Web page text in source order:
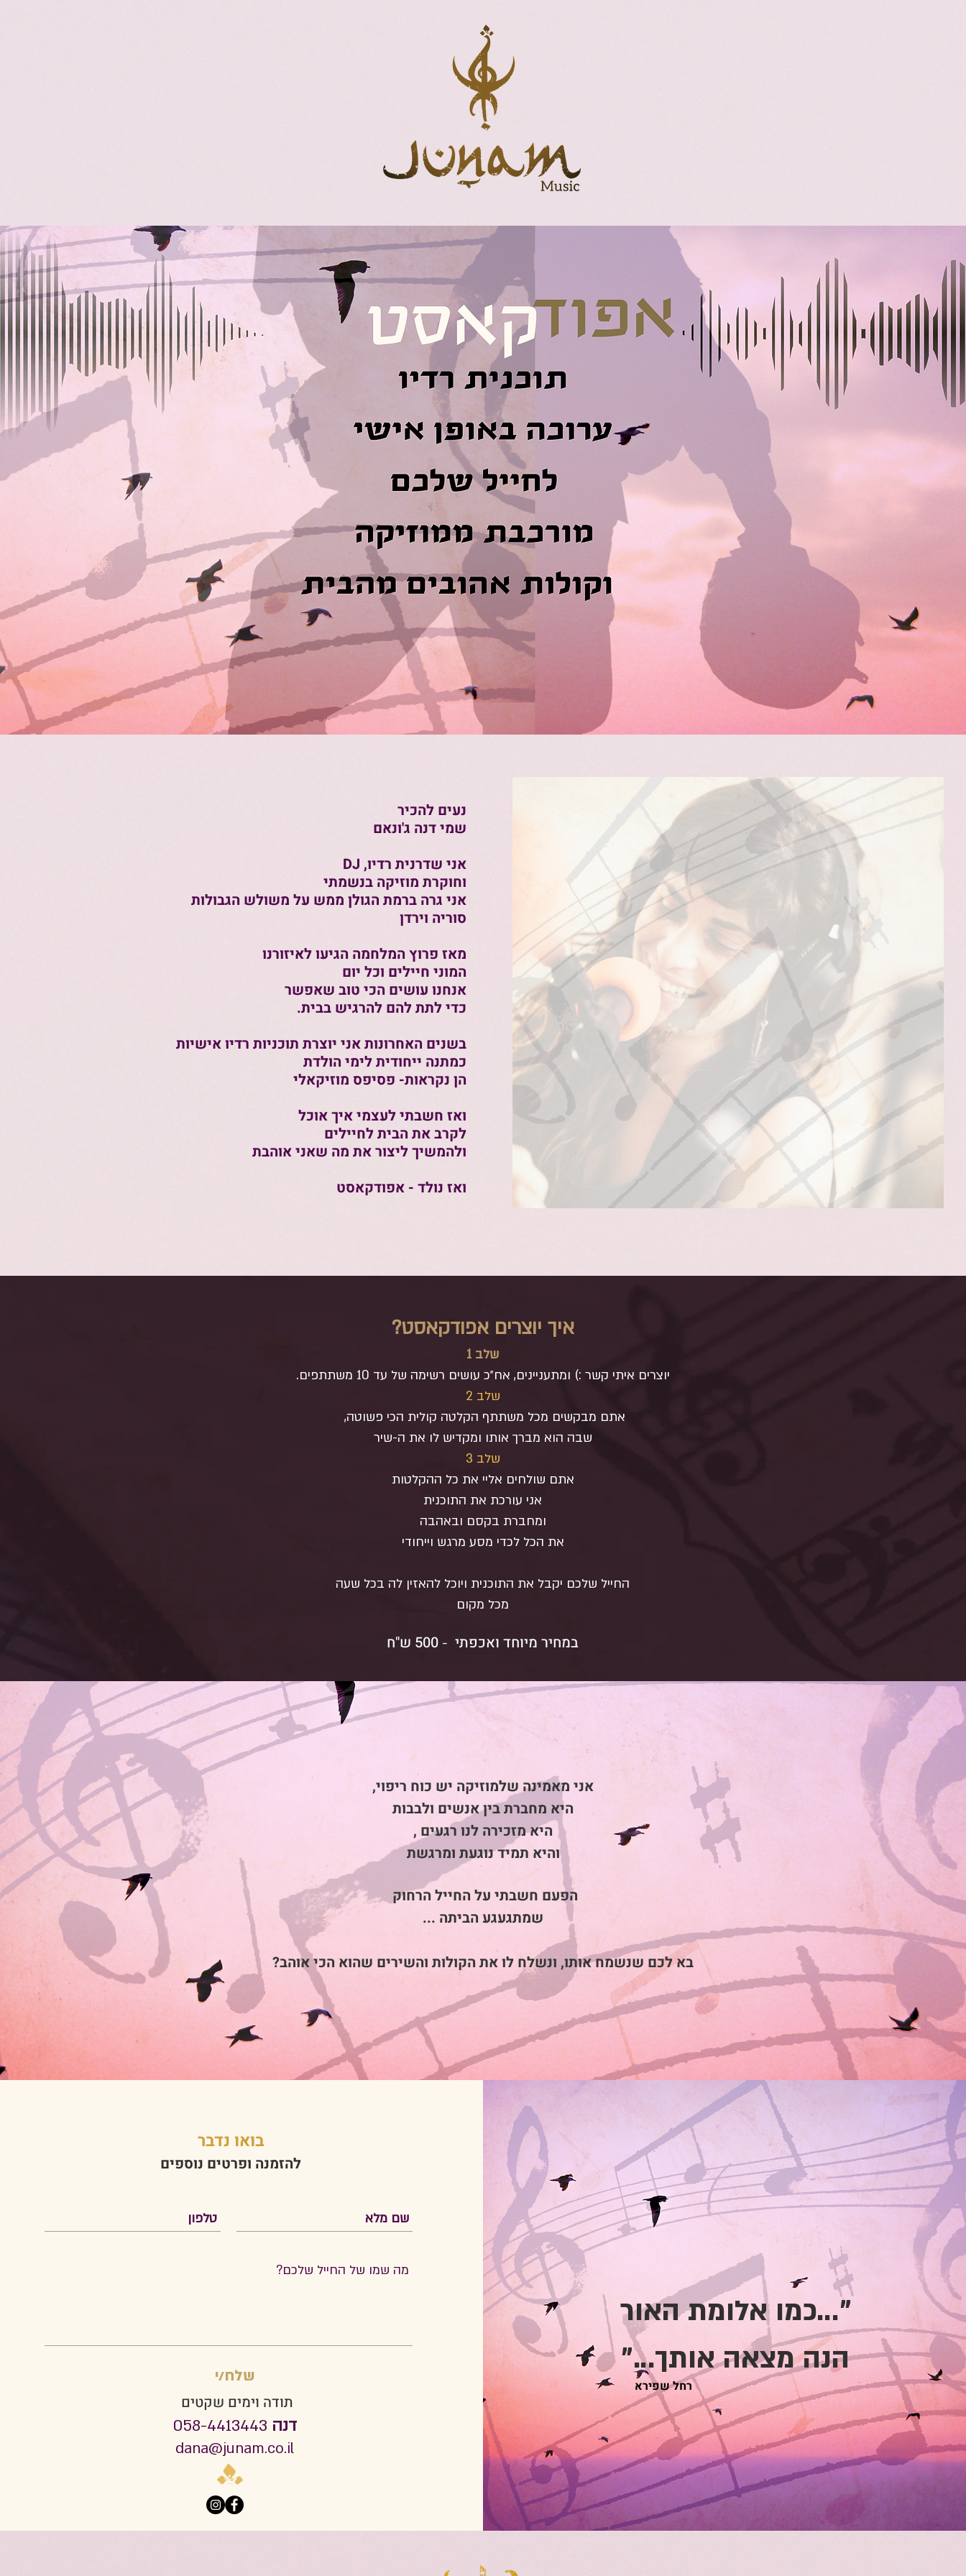
נעים להכיר
שמי דנה ג'ונאם
אני שדרנית רדיו, DJ
וחוקרת מוזיקה בנשמתי
אני גרה ברמת הגולן ממש על משולש הגבולות
סוריה וירדן
מאז פרוץ המלחמה הגיעו לאיזורנו
המוני חיילים וכל יום
אנחנו עושים הכי טוב שאפשר
כדי לתת להם להרגיש בבית.
בשנים האחרונות אני יוצרת תוכניות רדיו אישיות
כמתנה ייחודית לימי הולדת
הן נקראות- פסיפס מוזיקאלי
ואז חשבתי לעצמי איך אוכל
לקרב את הבית לחיילים
ולהמשיך ליצור את מה שאני אוהבת
ואז נולד - אפודקאסט
איך יוצרים אפודקאסט?
שלב 1
יוצרים איתי קשר :) ומתעניינים, אח״כ עושים רשימה של עד 10 משתתפים.
שלב 2
אתם מבקשים מכל משתתף הקלטה קולית הכי פשוטה,
שבה הוא מברך אותו ומקדיש לו את ה-שיר
שלב 3
אתם שולחים אליי את כל ההקלטות
אני עורכת את התוכנית
ומחברת בקסם ובאהבה
את הכל לכדי מסע מרגש וייחודי
החייל שלכם יקבל את התוכנית ויוכל להאזין לה בכל שעה
מכל מקום
במחיר מיוחד ואכפתי -
500 ש"ח
אני מאמינה שלמוזיקה יש כוח ריפוי,
היא מחברת בין אנשים ולבבות
היא מזכירה לנו רגעים ,
והיא תמיד נוגעת ומרגשת
הפעם חשבתי על החייל הרחוק
שמתגעגע הביתה ...
בא לכם שנשמח אותו, ונשלח לו את הקולות והשירים שהוא הכי אוהב?
בואו נדבר
להזמנה ופרטים נוספים
שלח/י
תודה וימים שקטים
דנה
dana@junam.co.il
"...כמו אלומת האור
הנה מצאה אותך..."
רחל שפירא